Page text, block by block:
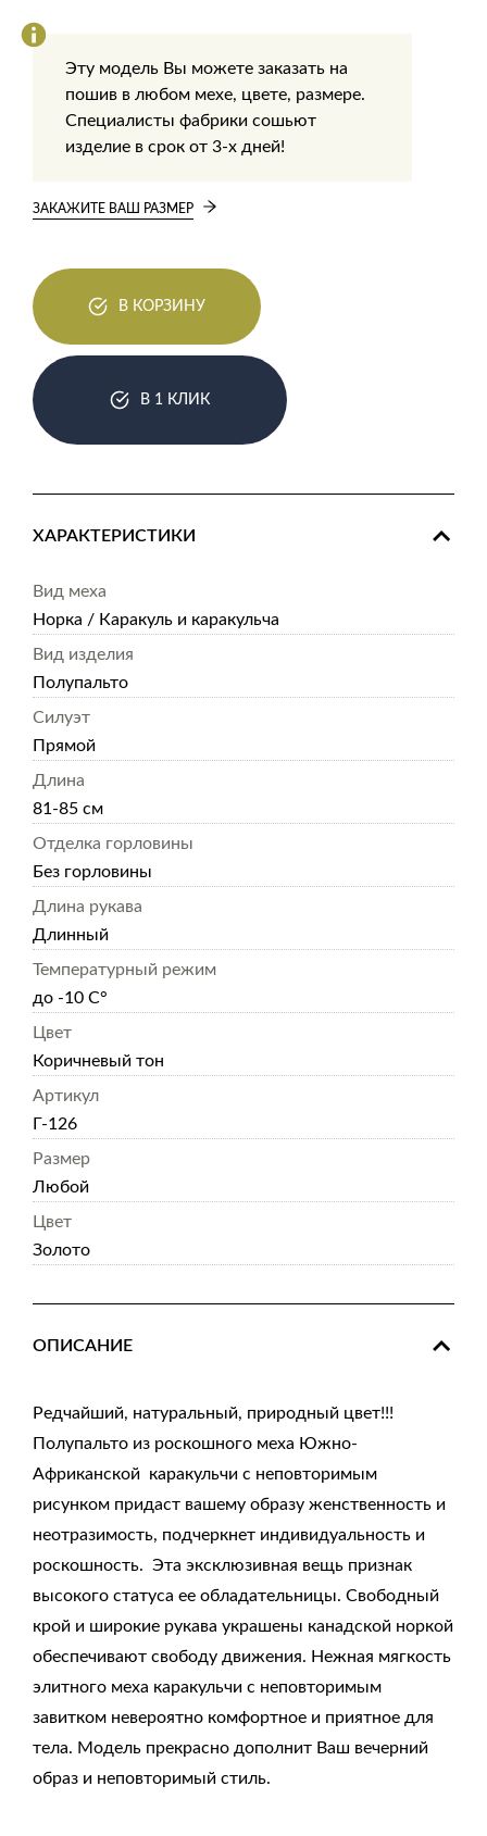
Эту модель Вы можете заказать на
пошив в любом мехе, цвете, размере.
Специалисты фабрики сошьют
изделие в срок от 3-х дней!
ЗАКАЖИТЕ ВАШ РАЗМЕР
В КОРЗИНУ
В 1 КЛИК
ХАРАКТЕРИСТИКИ
Вид меха
Норка / Каракуль и каракульча
Вид изделия
Полупальто
Силуэт
Прямой
Длина
81-85 см
Отделка горловины
Без горловины
Длина рукава
Длинный
Температурный режим
до -10 С°
Цвет
Коричневый тон
Артикул
Г-126
Размер
Любой
Цвет
Золото
ОПИСАНИЕ
Редчайший, натуральный, природный цвет!!!
Полупальто из роскошного меха Южно-
Африканской каракульчи с неповторимым
рисунком придаст вашему образу женственность и
неотразимость, подчеркнет индивидуальность и
роскошность. Эта эксклюзивная вещь признак
высокого статуса ее обладательницы. Свободный
крой и широкие рукава украшены канадской норкой
обеспечивают свободу движения. Нежная мягкость
элитного меха каракульчи с неповторимым
завитком невероятно комфортное и приятное для
тела. Модель прекрасно дополнит Ваш вечерний
образ и неповторимый стиль.